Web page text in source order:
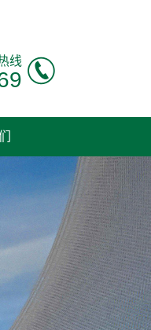
线